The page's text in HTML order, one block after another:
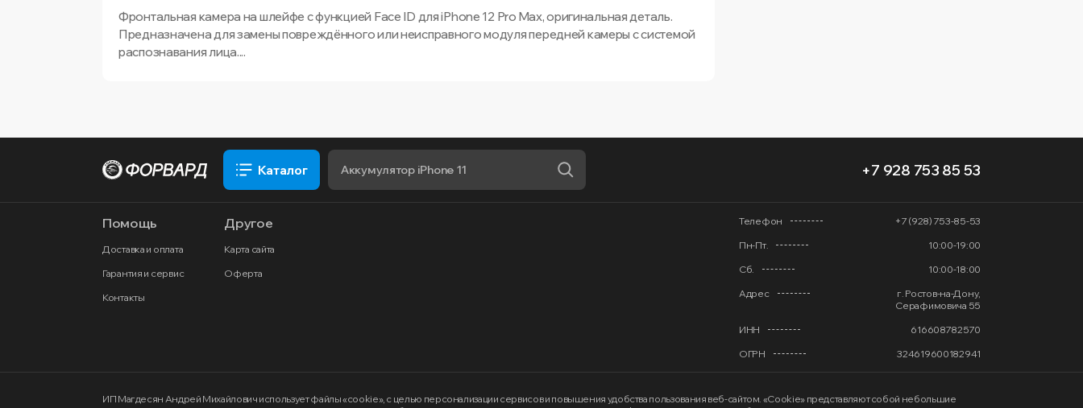
Фронтальная камера на шлейфе с функцией Face ID для iPhone 12 Pro Max, оригинальная деталь.
Предназначена для замены повреждённого или неисправного модуля передней камеры с системой
распознавания лица....
Каталог +7 928 753 85 53
Помощь
Доставка и оплата
Гарантия и сервис
Контакты
Другое
Карта сайта
Оферта
Телефон
+7 (928) 753-85-53
Пн-Пт.
10:00-19:00
Сб.
10:00-18:00
Адрес
г. Ростов-на-Дону,
Серафимовича 55
ИНН
616608782570
ОГРН
324619600182941
ИП Магдесян Андрей Михайлович использует файлы «cookie», с целью персонализации сервисов и повышения удобства пользования веб-сайтом. «Cookie» представляют собой небольшие